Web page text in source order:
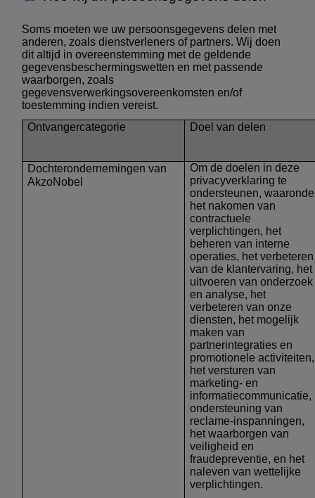
Soms moeten we uw persoonsgegevens delen met
anderen, zoals dienstverleners of partners. Wij doen
dit altijd in overeenstemming met de geldende
gegevensbeschermingswetten en met passende
waarborgen, zoals
gegevensverwerkingsovereenkomsten en/of
toestemming indien vereist.
Ontvangercategorie
Doel van delen
Dochterondernemingen van
AkzoNobel
Om de doelen in deze
privacyverklaring te
ondersteunen,
het nakomen van
contractuele
verplichtingen, het
beheren van interne
operaties, het verbeteren
van de klantervaring, het
uitvoeren van onderzoek
en analyse, het
verbeteren van onze
diensten, het mogelijk
maken van
partnerintegraties en
promotionele activiteiten,
het versturen van
marketing- en
informatiecommunicatie,
ondersteuning van
reclame-inspanningen,
het waarborgen van
veiligheid en
fraudepreventie, en het
naleven van wettelijke
verplichtingen.